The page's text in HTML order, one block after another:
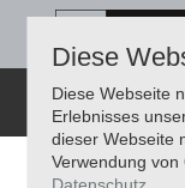
Diese
Diese Webseite
Erlebnisses
dieser Webseite
Verwendung von